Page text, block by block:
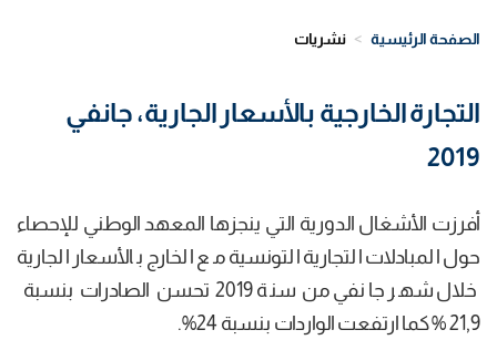
navigation
الصفحة الرئيسية نشريات
التجارة الخارجية بالأسعار الجارية، جانفي
2019
أفرزت الأشغال الدورية التي ينجزها المعهد الوطني للإحصاء
حول المبادلات التجارية التونسية مع الخارج بالأسعار الجارية
خلال شهر جانفي من سنة 2019 تحسن الصادرات بنسبة
21,9 % كما ارتفعت الواردات بنسبة 24%.